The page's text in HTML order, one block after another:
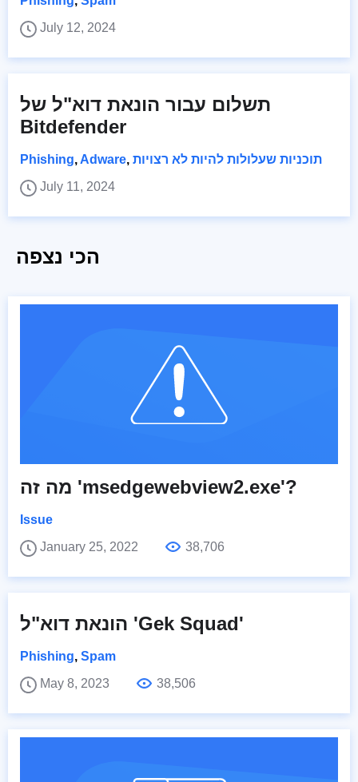
July 12, 2024
תשלום עבור הונאת דוא"ל של
Bitdefender
Phishing, Adware, תוכניות שעלולות להיות לא רצויות
July 11, 2024
הכי נצפה
מה זה 'msedgewebview2.exe'?
Issue
January 25, 2022
38,706
הונאת דוא"ל 'Gek Squad'
Phishing, Spam
May 8, 2023
38,506